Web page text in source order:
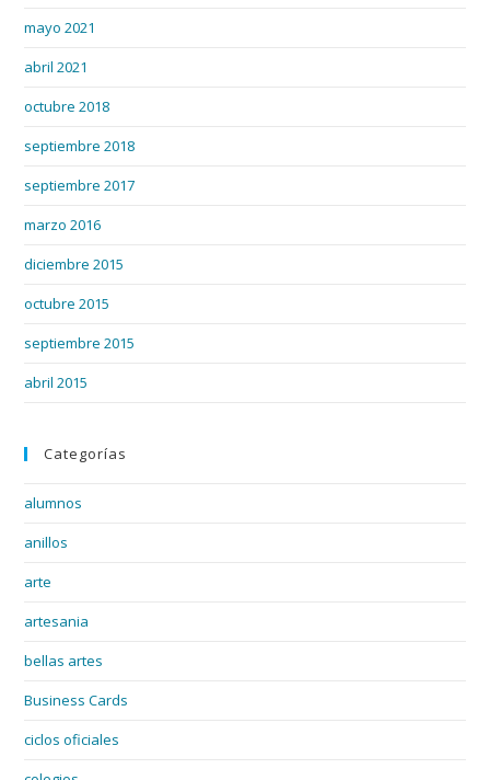
mayo 2021
abril 2021
octubre 2018
septiembre 2018
septiembre 2017
marzo 2016
diciembre 2015
octubre 2015
septiembre 2015
abril 2015
Categorías
alumnos
anillos
arte
artesania
bellas artes
Business Cards
ciclos oficiales